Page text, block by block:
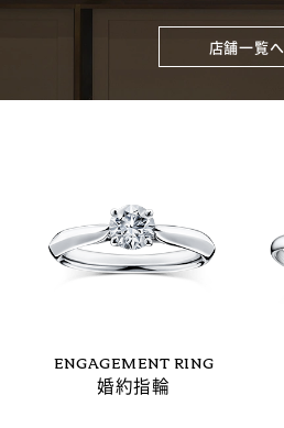
店舗一覧へ
ENGAGEMENT RING
婚約指輪